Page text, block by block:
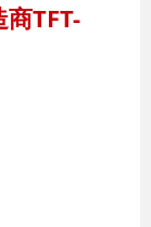
TFT-